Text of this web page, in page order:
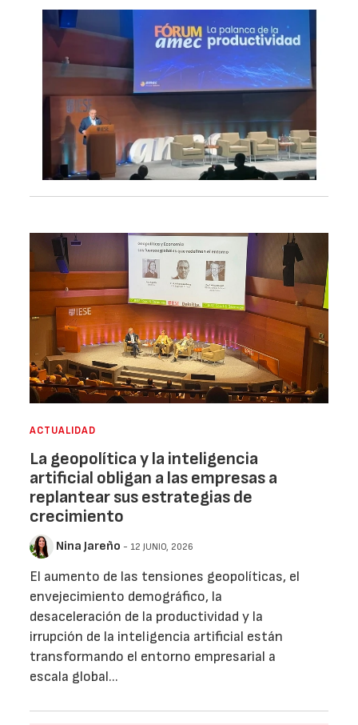
ACTUALIDAD
La geopolítica y la inteligencia
artificial obligan a las empresas a
replantear sus estrategias de
crecimiento
Nina Jareño - 12 JUNIO, 2026
El aumento de las tensiones geopolíticas, el
envejecimiento demográfico, la
desaceleración de la productividad y la
irrupción de la inteligencia artificial están
transformando el entorno empresarial a
escala global...